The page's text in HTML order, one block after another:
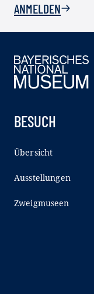
ANMELDEN
BESUCH
Übersicht
Ausstellungen
Zweigmuseen